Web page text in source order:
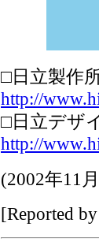
□日立製作
http://
□日立デザ
http://
(2002年11
[Reported by